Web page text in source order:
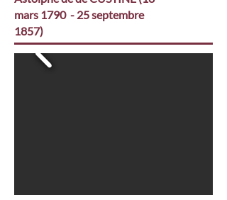
mars 1790 - 25 septembre
1857)